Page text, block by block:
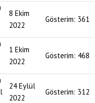
8 Ekim
2022
Gösterim: 361
1 Ekim
2022
Gösterim: 468
24 Eylül
2022
Gösterim: 312